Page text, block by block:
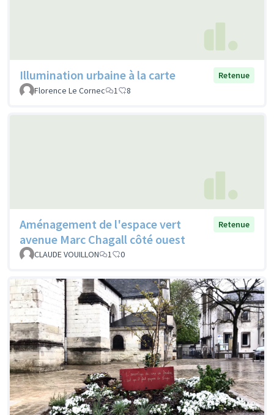
Illumination urbaine à la carte
Retenue
Florence Le Cornec
1 8
Aménagement de l'espace vert
avenue Marc Chagall côté ouest
Retenue
CLAUDE VOUILLON 1 0